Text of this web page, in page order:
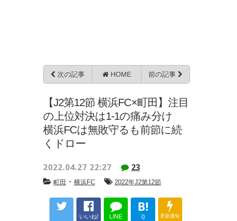
次の記事 HOME 前の記事
【J2第12節 横浜FC×町田】注目
の上位対決は1-1の痛み分け
横浜FCは無敗守るも前節に続
くドロー
2022.04.27 22:27 23
町田 ・ 横浜FC 2022年J2第12節
いいね! LINE
B!
0 更新通知